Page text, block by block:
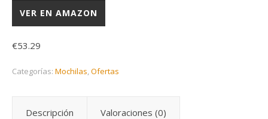
VER EN AMAZON
€53.29
Categorías: Mochilas,Ofertas
Descripción Valoraciones (0)